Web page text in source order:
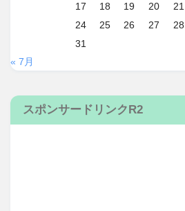
17
18 19 20 21
24
25 26 27 28
31
« 7月
スポンサードリンクR2